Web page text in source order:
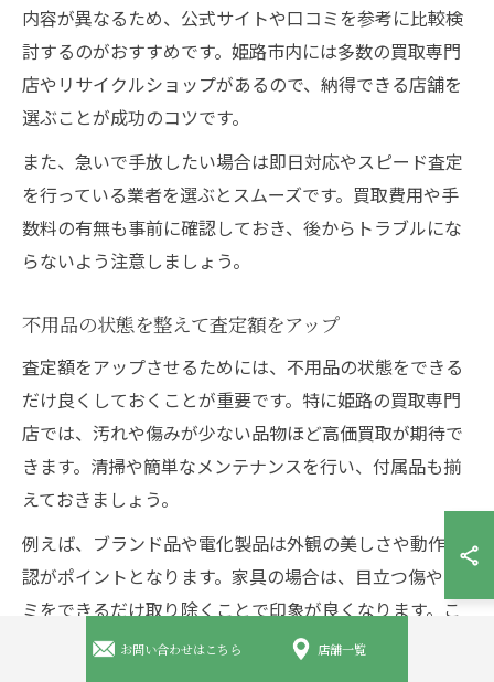
内容が異なるため、公式サイトや口コミを参考に比較検
討するのがおすすめです。姫路市内には多数の買取専門
店やリサイクルショップがあるので、納得できる店舗を
選ぶことが成功のコツです。
また、急いで手放したい場合は即日対応やスピード査定
を行っている業者を選ぶとスムーズです。買取費用や手
数料の有無も事前に確認しておき、後からトラブルにな
らないよう注意しましょう。
不用品の状態を整えて査定額をアップ
査定額をアップさせるためには、不用品の状態をできる
だけ良くしておくことが重要です。特に姫路の買取専門
店では、汚れや傷みが少ない品物ほど高価買取が期待で
きます。清掃や簡単なメンテナンスを行い、付属品も揃
えておきましょう。
例えば、ブランド品や電化製品は外観の美しさや動作確
認がポイントとなります。家具の場合は、目立つ傷やシ
ミをできるだけ取り除くことで印象が良くなります。こ
れにより査定担当者の評価が上がり、買取価格に反映さ
お問い合わせはこちら 店舗一覧